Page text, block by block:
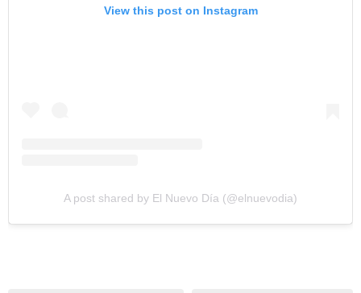
View this post on Instagram
A post shared by El Nuevo Día (@elnuevodia)